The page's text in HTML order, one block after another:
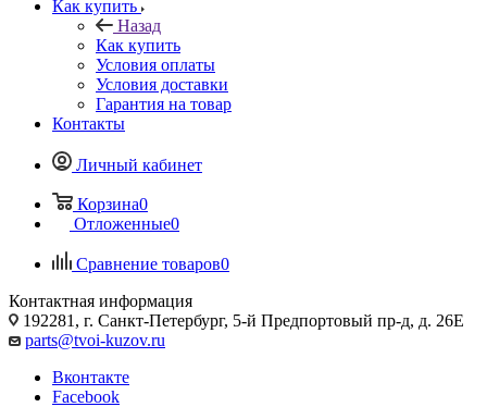
Как купить
Назад
Как купить
Условия оплаты
Условия доставки
Гарантия на товар
Контакты
Личный кабинет
Корзина0
Отложенные0
Сравнение товаров0
Контактная информация
192281, г. Санкт-Петербург, 5-й Предпортовый пр-д, д. 26Е
parts@tvoi-kuzov.ru
Вконтакте
Facebook